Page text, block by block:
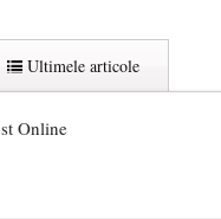
Ultimele articole
Online